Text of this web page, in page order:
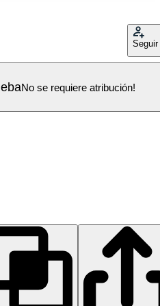
Seguir
No se requiere atribución!